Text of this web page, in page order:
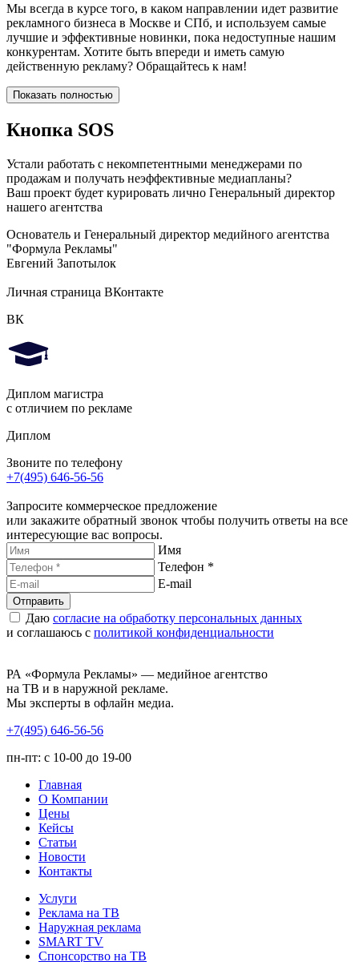
Мы всегда в курсе того, в каком направлении идет развитие
рекламного бизнеса в Москве и СПб, и используем самые
лучшие и эффективные новинки, пока недоступные нашим
конкурентам. Хотите быть впереди и иметь самую
действенную рекламу? Обращайтесь к нам!
Показать полностью
Кнопка SOS
Устали работать с некомпетентными менеджерами по
продажам и получать неэффективные медиапланы?
Ваш проект будет курировать лично Генеральный директор
нашего агентства
Основатель и Генеральный директор медийного агентства
"Формула Рекламы"
Евгений Запотылок
Личная страница ВКонтакте
ВК
Диплом магистра
с отличием по рекламе
Диплом
Звоните по телефону
+7(495) 646-56-56
Запросите коммерческое предложение
или закажите обратный звонок чтобы получить ответы на все
интересующие вас вопросы.
Имя
Телефон *
E-mail
Даю согласие на обработку персональных данных
и соглашаюсь с политикой конфиденциальности
РА «Формула Рекламы» — медийное агентство
на ТВ и в наружной рекламе.
Мы эксперты в офлайн медиа.
+7(495) 646-56-56
пн-пт: с 10-00 до 19-00
Главная
О Компании
Цены
Кейсы
Статьи
Новости
Контакты
Услуги
Реклама на ТВ
Наружная реклама
SMART TV
Спонсорство на ТВ